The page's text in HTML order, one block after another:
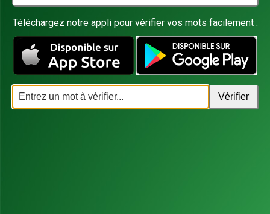
Téléchargez notre appli pour vérifier vos mots facilement :